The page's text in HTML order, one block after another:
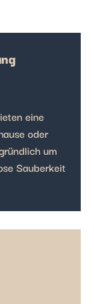
eine
oder
um
Sauberkeit